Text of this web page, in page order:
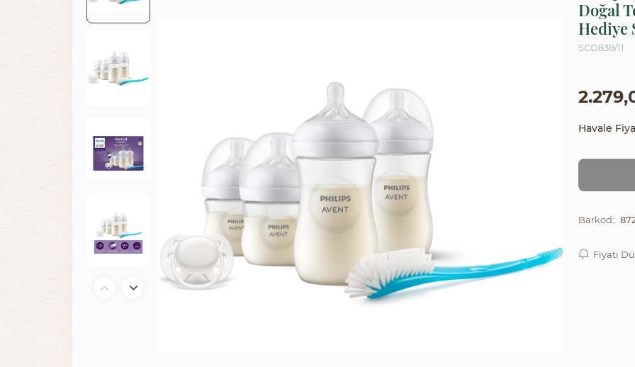
Doğal
Hediye
SCD838/11
Havale
Barkod:
Fiyatı